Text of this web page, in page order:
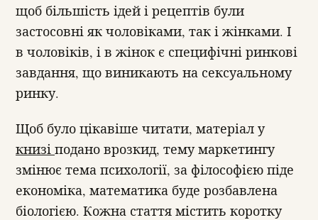
щоб більшість ідей і рецептів були
застосовні як чоловіками, так і жінками. І
в чоловіків, і в жінок є специфічні ринкові
завдання, що виникають на сексуальному
ринку.
Щоб було цікавіше читати, матеріал у
книзі подано врозкид, тему маркетингу
змінює тема психології, за філософією піде
економіка, математика буде розбавлена
біологією. Кожна стаття містить коротку